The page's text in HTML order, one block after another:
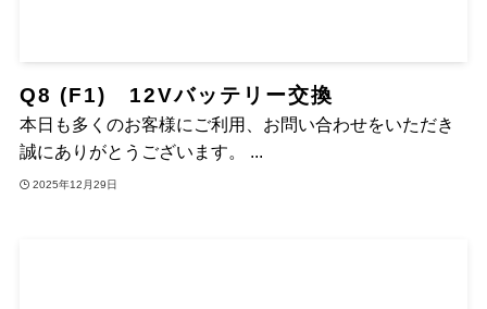
Q8 (F1) 12Vバッテリー交換
本日も多くのお客様にご利用、お問い合わせをいただき
誠にありがとうございます。 ...
2025年12月29日